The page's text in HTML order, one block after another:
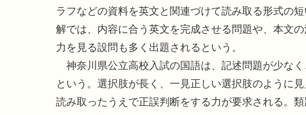
ラフなどの資料を英文と関連づけて読み取る形式の
解では、内容に合う英文を完成させる問題や、本文
力を見る設問も多く出題されるという。
神奈川県公立高校入試の国語は、記述問題が少な
という。選択肢が長く、一見正しい選択肢のように
読み取ったうえで正誤判断をする力が要求される。